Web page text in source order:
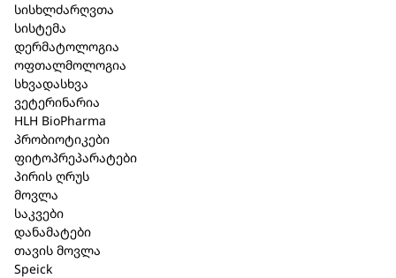
სისხლძარღვთა
სისტემა
დერმატოლოგია
ოფთალმოლოგია
სხვადასხვა
ვეტერინარია
HLH BioPharma
პრობიოტიკები
ფიტოპრეპარატები
პირის ღრუს
მოვლა
საკვები
დანამატები
თავის მოვლა
Speick
ალგირა ზღვა წყალმცენარეების
შემცველი მატონიზირებელი
ნაკრები 180 გ.
კატეგორია:Sanatur
მოკლე აღწერა
ალგირა ზღვა წყალმცენარეების შემცველი
მატონიზირებელი ნაკრები